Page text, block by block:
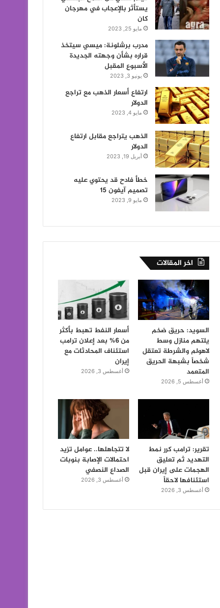
يستأثر بالإعجاب في مهرجان
كان
مايو 25, 2023
مدرب برشلونة: ميسي سيتخذ
قراره بشأن وجهته الجديدة
الأسبوع المقبل
يونيو 3, 2023
ارتفاع أسعار الذهب مع تراجع
الدولار
مايو 4, 2023
الذهب يتراجع مقابل ارتفاع
الدولار
أبريل 19, 2023
خطأ فادح قد يحتوي عليه
تصميم آيفون 15
مايو 9, 2023
اخر المقالات
السويد: حريق ضخم
يلتهم منازل وسط
لاهولم والشرطة تعتقل
شخصاً بشبهة الحريق
المتعمد
أغسطس 5, 2026
أسعار النفط تهبط بأكثر
من 6% بعد إعلان ترامب
استئناف المحادثات مع
إيران
أغسطس 3, 2026
تقرير: ترامب كرر نمط
التهديد ثم تعليق
الهجمات على إيران قبل
استئنافها لاحقاً
أغسطس 3, 2026
لا تتجاهلها.. عوامل تزيد
احتمالات الإصابة بنوبات
الصداع النصفي
أغسطس 3, 2026